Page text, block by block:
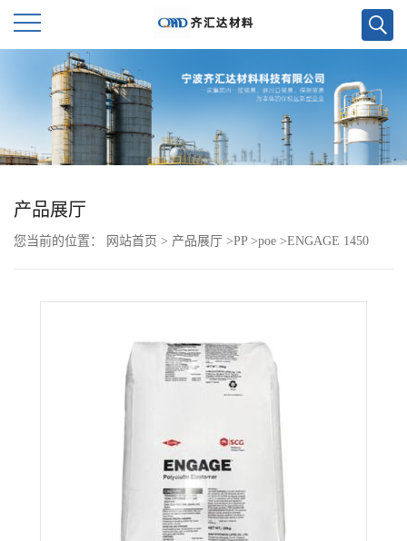
首
页
公
产品展厅
您当前的位置： 网站首页 > 产品展厅 >PP >poe >ENGAGE 1450